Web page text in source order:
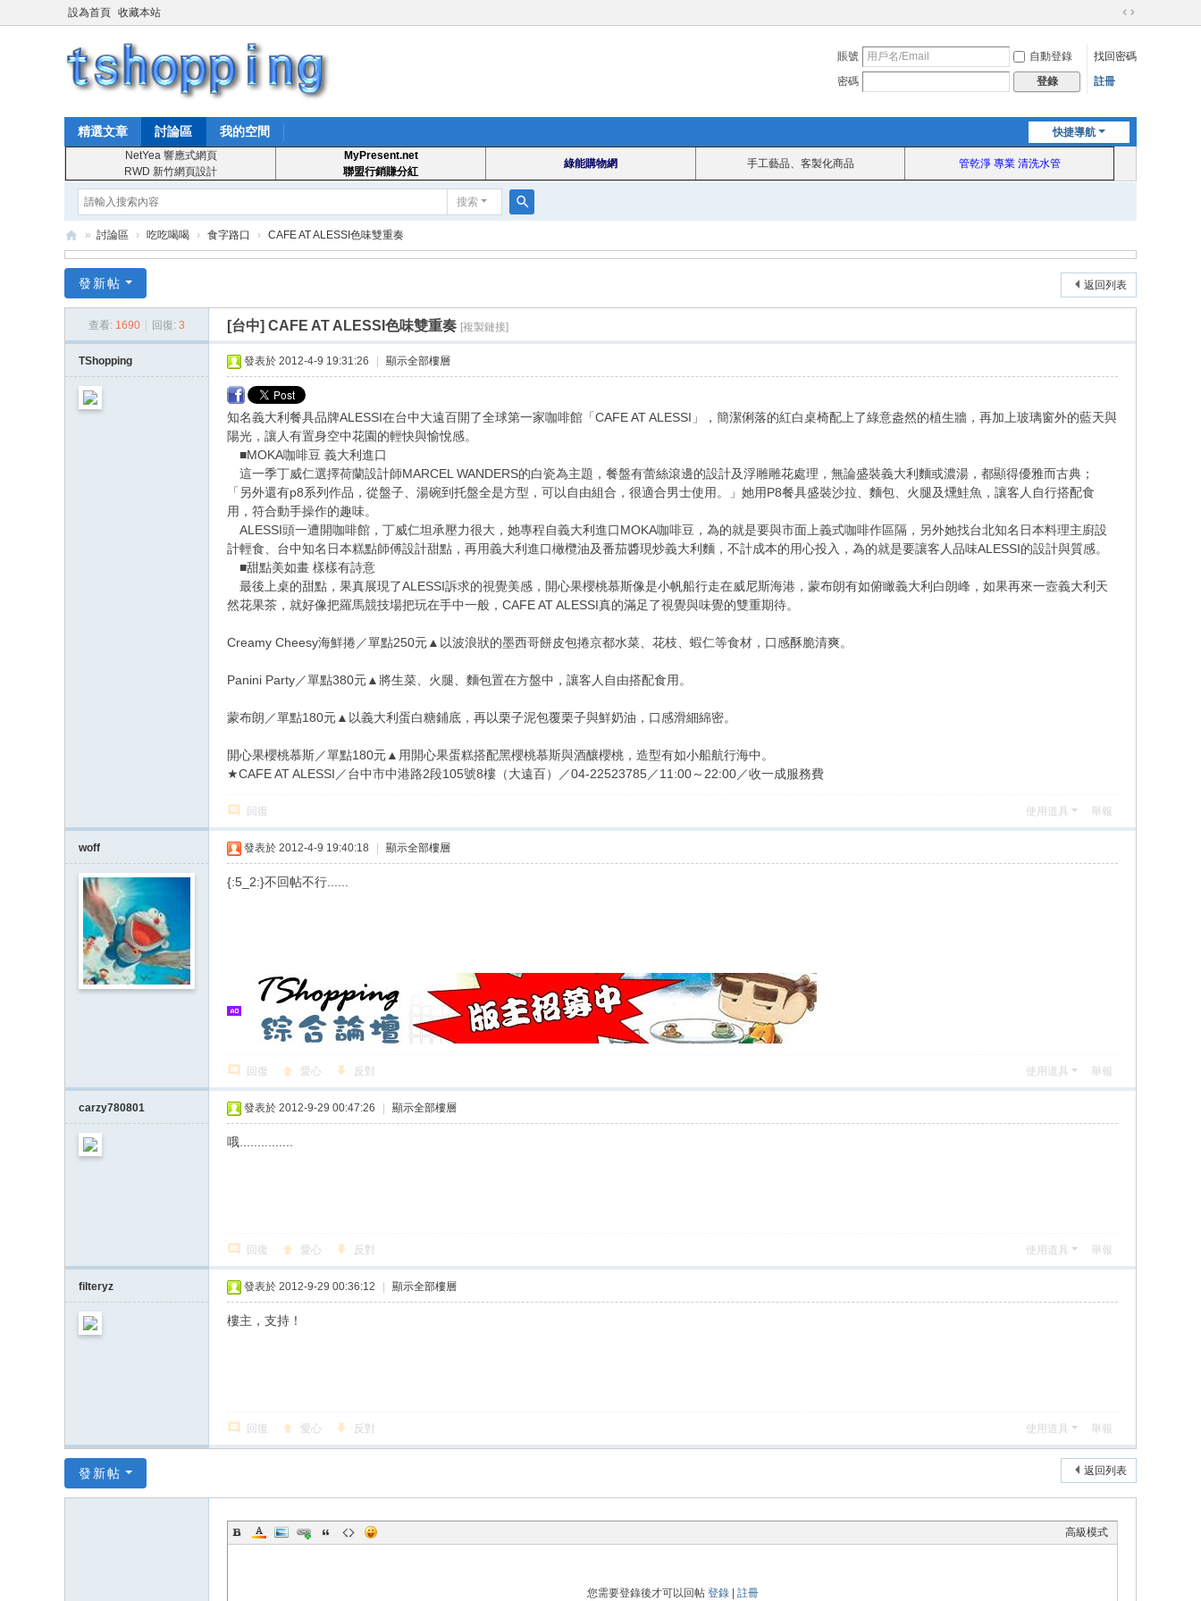
設為首頁 收藏本站
切
到
賬號 自動登錄
找回密碼
密碼
登錄 註冊
快捷導航
精選文章 討論區 我的空間
NetYea 響應式網頁
RWD 新竹網頁設計
MyPresent.net
聯盟行銷賺分紅
綠能購物網 手工藝品、客製化商品 管乾淨 專業 清洗水管
搜索
索
T
ho
pp
» 討論區 › 吃吃喝喝 › 食字路口 › CAFE AT ALESSI色味雙重奏
返回列表
發新帖
查看: 1690 回復: 3 [台中] CAFE AT ALESSI色味雙重奏 [複製鏈接]
TShopping 發表於 2012-4-9 19:31:26 顯示全部樓層
知名義大利餐具品牌ALESSI在台中大遠百開了全球第一家咖啡館「CAFE AT ALESSI」，簡潔俐落的紅白桌椅配上了綠意盎然的植生牆，再加上玻璃窗外的藍天與
陽光，讓人有置身空中花園的輕快與愉悅感。
■MOKA咖啡豆 義大利進口
這一季丁威仁選擇荷蘭設計師MARCEL WANDERS的白瓷為主題，餐盤有蕾絲滾邊的設計及浮雕雕花處理，無論盛裝義大利麵或濃湯，都顯得優雅而古典；
「另外還有p8系列作品，從盤子、湯碗到托盤全是方型，可以自由組合，很適合男士使用。」她用P8餐具盛裝沙拉、麵包、火腿及燻鮭魚，讓客人自行搭配食
用，符合動手操作的趣味。
ALESSI頭一遭開咖啡館，丁威仁坦承壓力很大，她專程自義大利進口MOKA咖啡豆，為的就是要與市面上義式咖啡作區隔，另外她找台北知名日本料理主廚設
計輕食、台中知名日本糕點師傅設計甜點，再用義大利進口橄欖油及番茄醬現炒義大利麵，不計成本的用心投入，為的就是要讓客人品味ALESSI的設計與質感。
■甜點美如畫 樣樣有詩意
最後上桌的甜點，果真展現了ALESSI訴求的視覺美感，開心果櫻桃慕斯像是小帆船行走在威尼斯海港，蒙布朗有如俯瞰義大利白朗峰，如果再來一壼義大利天
然花果茶，就好像把羅馬競技場把玩在手中一般，CAFE AT ALESSI真的滿足了視覺與味覺的雙重期待。
Creamy Cheesy海鮮捲／單點250元▲以波浪狀的墨西哥餅皮包捲京都水菜、花枝、蝦仁等食材，口感酥脆清爽。
Panini Party／單點380元▲將生菜、火腿、麵包置在方盤中，讓客人自由搭配食用。
蒙布朗／單點180元▲以義大利蛋白糖鋪底，再以栗子泥包覆栗子與鮮奶油，口感滑細綿密。
開心果櫻桃慕斯／單點180元▲用開心果蛋糕搭配黑櫻桃慕斯與酒釀櫻桃，造型有如小船航行海中。
★CAFE AT ALESSI／台中市中港路2段105號8樓（大遠百）／04-22523785／11:00～22:00／收一成服務費
回復 使用道具 舉報
woff 發表於 2012-4-9 19:40:18 顯示全部樓層
{:5_2:}不回帖不行......
回復 愛心 反對 使用道具 舉報
carzy780801 發表於 2012-9-29 00:47:26 顯示全部樓層
哦...............
回復 愛心 反對 使用道具 舉報
filteryz 發表於 2012-9-29 00:36:12 顯示全部樓層
樓主，支持！
回復 愛心 反對 使用道具 舉報
返回列表
發新帖
高級模式
您需要登錄後才可以回帖 登錄| 註冊